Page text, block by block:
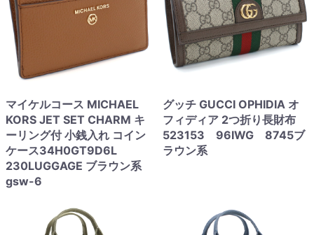
マイケルコース MICHAEL
KORS JET SET CHARM キ
ーリング付 小銭入れ コイン
ケース34H0GT9D6L
230LUGGAGE ブラウン系
gsw-6
グッチ GUCCI OPHIDIA オ
フィディア 2つ折り長財布
523153 96IWG 8745ブ
ラウン系